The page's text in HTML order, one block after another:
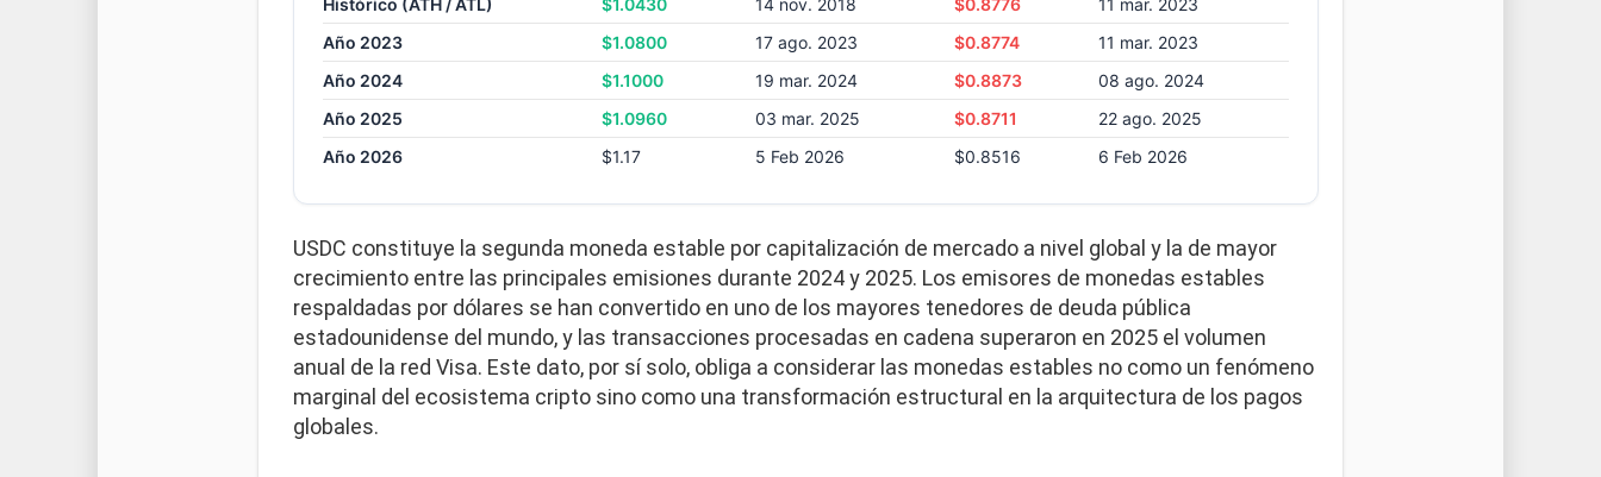
Histórico (ATH / ATL)
$1.0430 14 nov. 2018 $0.8776
11 mar. 2023
Año 2023
$1.0800 17 ago. 2023 $0.8774
11 mar. 2023
Año 2024
$1.1000 19 mar. 2024 $0.8873
08 ago. 2024
Año 2025
$1.0960 03 mar. 2025 $0.8711
22 ago. 2025
Año 2026
$1.17 5 Feb 2026 $0.8516 6 Feb 2026
USDC constituye la segunda moneda estable por capitalización de mercado a nivel global y la de mayor
crecimiento entre las principales emisiones durante 2024 y 2025. Los emisores de monedas estables
respaldadas por dólares se han convertido en uno de los mayores tenedores de deuda pública
estadounidense del mundo, y las transacciones procesadas en cadena superaron en 2025 el volumen
anual de la red Visa. Este dato, por sí solo, obliga a considerar las monedas estables no como un fenómeno
marginal del ecosistema cripto sino como una transformación estructural en la arquitectura de los pagos
globales.